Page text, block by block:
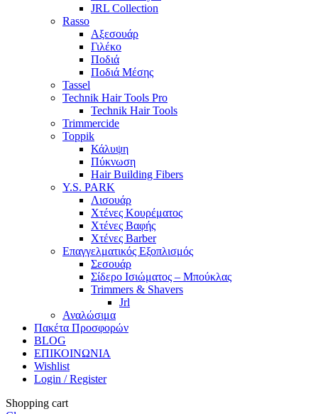
JRL Collection
Rasso
Αξεσουάρ
Γιλέκο
Ποδιά
Ποδιά Μέσης
Tassel
Technik Hair Tools Pro
Technik Hair Tools
Trimmercide
Toppik
Κάλυψη
Πύκνωση
Hair Building Fibers
Y.S. PARK
Λισουάρ
Χτένες Κουρέματος
Χτένες Βαφής
Χτένες Barber
Επαγγελματικός Εξοπλισμός
Σεσουάρ
Σίδερο Ισιώματος – Μπούκλας
Trimmers & Shavers
Jrl
Αναλώσιμα
Πακέτα Προσφορών
BLOG
ΕΠΙΚΟΙΝΩΝΙΑ
Wishlist
Login / Register
Shopping cart